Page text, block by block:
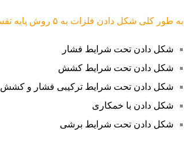
به طور کلی شکل دادن فلزات به ۵ روش پایه تقسیم می شود:
شکل دادن تحت شرایط فشار
شکل دادن تحت شرایط کشش
شکل دادن تحت شرایط ترکیبی فشار و کشش
شکل دادن با خمکاری
شکل دادن تحت شرایط برشی